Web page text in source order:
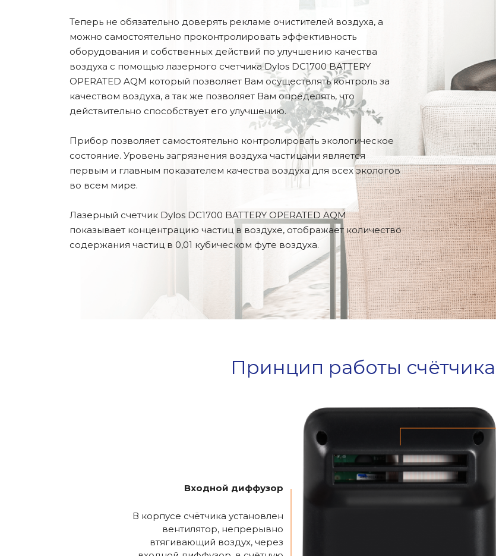
Теперь не обязательно доверять рекламе очистителей воздуха, а
можно самостоятельно проконтролировать эффективность
оборудования и собственных действий по улучшению качества
воздуха с помощью лазерного счетчика Dylos DC1700 BATTERY
OPERATED AQM который позволяет Вам осуществлять контроль за
качеством воздуха, а так же позволяет Вам определять, что
действительно способствует его улучшению.
Прибор позволяет самостоятельно контролировать экологическое
состояние. Уровень загрязнения воздуха частицами является
первым и главным показателем качества воздуха для всех экологов
во всем мире.
Лазерный счетчик Dylos DC1700 BATTERY OPERATED AQM
показывает концентрацию частиц в воздухе, отображает количество
содержания частиц в 0,01 кубическом футе воздуха.
Принцип работы
Входной диффузор
В корпусе счётчика установлен
вентилятор, непрерывно
втягивающий воздух, через